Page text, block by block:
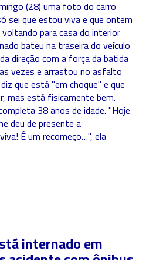
(28) uma foto do carro
sei que estou viva e que ontem
para casa do interior
bateu na traseira do veículo
direção com a força da batida
vezes e arrastou no asfalto
que está "em choque" e que
mas está fisicamente bem.
38 anos de idade. "Hoje
deu de presente a
É um recomeço…", ela
internado em